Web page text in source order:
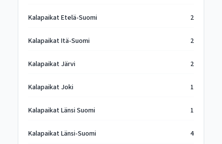
Kalapaikat Etelä-Suomi 2
Kalapaikat Itä-Suomi 2
Kalapaikat Järvi 2
Kalapaikat Joki 1
Kalapaikat Länsi Suomi 1
Kalapaikat Länsi-Suomi 4